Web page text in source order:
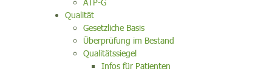
ATP-G
Qualität
Gesetzliche Basis
Überprüfung im Bestand
Qualitätssiegel
Infos für Patienten